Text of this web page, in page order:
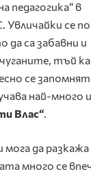
педагогика“ в
се по
са забавни и
тъй
се запомнят
най-много и
Влас“.
да разкажа
много се